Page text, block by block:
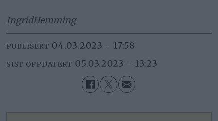
IngridHemming
PUBLISERT 04.03.2023 - 17:58
SIST OPPDATERT 05.03.2023 - 13:23